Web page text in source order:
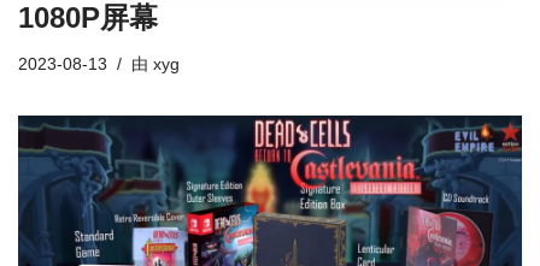
1080P屏幕
2023-08-13 由 xyg